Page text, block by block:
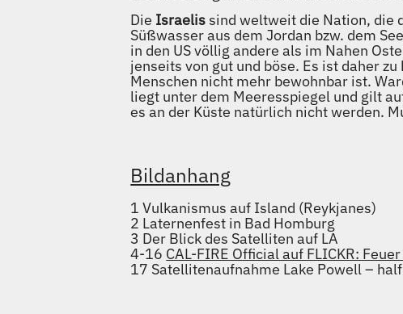
Die Israelissind weltweit die Nation, die
Süßwasser aus dem Jordan bzw. dem
in den US völlig andere als im Nahen
jenseits von gut und böse. Es ist daher
Menschen nicht mehr bewohnbar ist.
liegt unter dem Meeresspiegel und gilt
es an der Küste natürlich nicht werden.
Bildanhang
1 Vulkanismus auf Island (Reykjanes)
2 Laternenfest in Bad Homburg
3 Der Blick des Satelliten auf LA
4-16 CAL-FIRE Official auf FLICKR:
17 Satellitenaufnahme Lake Powell –